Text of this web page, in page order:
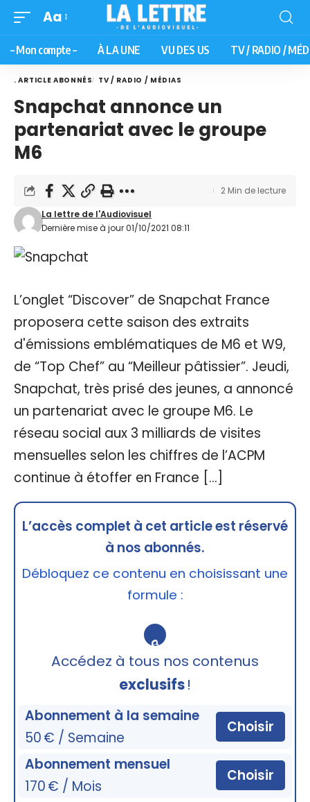
Aa
– Mon compte – À LA UNE VU DES US TV / RADIO /
. ARTICLE ABONNÉS TV / RADIO / MÉDIAS
Snapchat annonce un
partenariat avec le groupe
M6
Dernière mise à jour 01/10/2021 08:11
La lettre de l'Audiovisuel
2 Min de lecture
L’onglet “Discover” de Snapchat France
proposera cette saison des extraits
d'émissions emblématiques de M6 et W9,
de “Top Chef” au “Meilleur pâtissier”. Jeudi,
Snapchat, très prisé des jeunes, a annoncé
un partenariat avec le groupe M6. Le
réseau social aux 3 milliards de visites
mensuelles selon les chiffres de l’ACPM
continue à étoffer en France […]
L’accès complet à cet article est réservé
à nos abonnés.
Débloquez ce contenu en choisissant une
formule :
🔒
Accédez à tous nos contenus
exclusifs!
Abonnement à la semaine
50 € / Semaine
Choisir
Abonnement mensuel
170 € / Mois
Choisir